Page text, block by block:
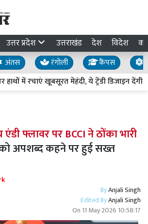
उत्तर प्रदेश उत्तराखंड देश विदेश
अंतस रंगोली कैंपस
हाथों में रचाएं खूबसूरत मेहंदी, ये ट्रेंडी डिजाइन
फ्लावर पर BCCI ने ठोंका भारी
अपशब्द कहने पर हुई सख्त
ByAnjali Singh
Edited ByAnjali Singh
On 11 May 2026 10:58:17